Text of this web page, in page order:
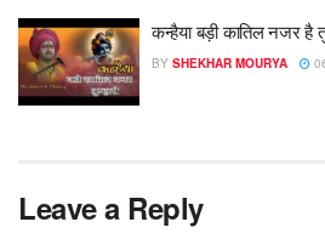
कन्हैया बड़ी कातिल नजर है
BY SHEKHAR MOURYA
Leave a Reply